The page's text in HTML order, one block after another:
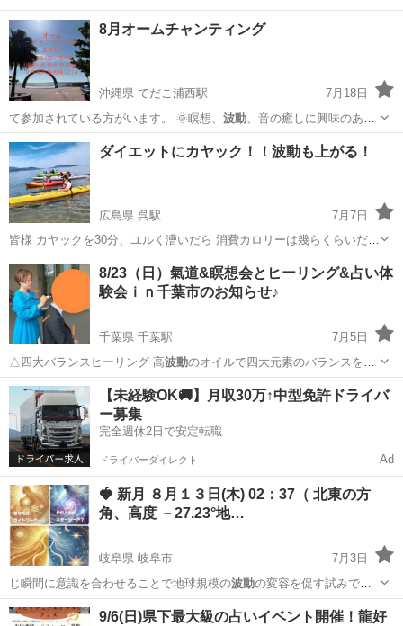
8月オームチャンティング
沖縄県 てだこ浦西駅
7月18日
て参加されている方がいます。 🌞瞑想、 波動、音の癒しに興味のある
方、ご気軽にご参…
沖縄 中頭郡 てだこ浦西駅 ワークショップ 会場
ダイエットにカヤック！！波動も上がる！
広島県 呉駅
7月7日
皆様 カヤックを30分、ユルく漕いだら 消費カロリーは幾らくらいだと
思いますか？ 体重40キロだとして、大体150〜200キロカロリーだと言
われています。 これは、ジョギングを90分やるのに相当します。 ジョ
ギング...
広島 呉市 呉駅 セミナー カヤック
8/23（日）氣道&瞑想会とヒーリング&占い体
験会ｉｎ千葉市のお知らせ⁡♪⁡⁡
千葉県 千葉駅
7月5日
△四大バランスヒーリング⁡⁡ 高波動のオイルで四大元素のバランスを整
えます…
千葉 千葉市 千葉駅 その他 ヒーリング
【未経験OK🚚】月収30万↑中型免許ドライバ
ー募集
完全週休2日で安定転職
ドライバーダイレクト Ad
🍓 新月 ８月１３日(木) 02：37（ 北東の方
角、高度 －27.23°地…
岐阜県 岐阜市
7月3日
じ瞬間に意識を合わせることで地球規模の波動の変容を促す試みで
す。 この実践に…
岐阜 岐阜市 その他 ライトワーカー
9/6(日)県下最大級の占いイベント開催！龍好